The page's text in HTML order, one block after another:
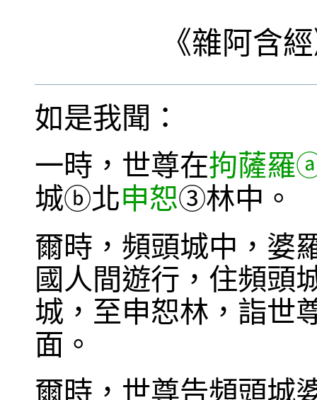
《雜阿含
如是我聞：
一時，世尊在拘薩羅
城ⓑ北申恕③林中。
爾時，頻頭城中，婆
國人間遊行，住頻頭
城，至申恕林，詣世
面。
爾時，世尊告頻頭城